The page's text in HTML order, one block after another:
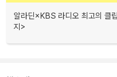
알라딘×KBS 라디오 최고의 클
지>